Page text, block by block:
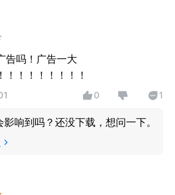
告吗！广告一大
！！！！！！！！
0 1
影响到吗？还没下载，想问一下。